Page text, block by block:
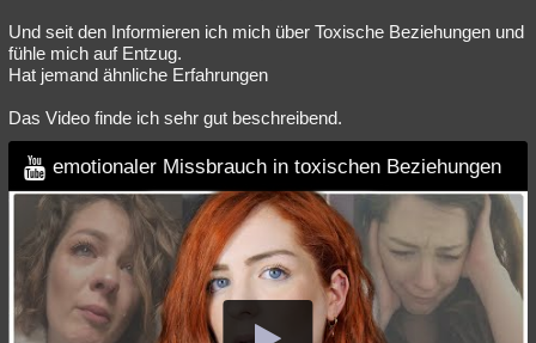
Und seit den Informieren ich mich über Toxische Beziehungen und
fühle mich auf Entzug.
Hat jemand ähnliche Erfahrungen
Das Video finde ich sehr gut beschreibend.
emotionaler Missbrauch in toxischen Beziehungen